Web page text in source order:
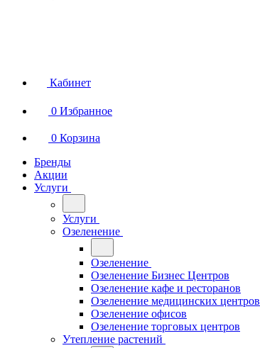
Кабинет
0 Избранное
0 Корзина
Бренды
Акции
Услуги
Услуги
Озеленение
Озеленение
Озеленение Бизнес Центров
Озеленение кафе и ресторанов
Озеленение медицинских центров
Озеленение офисов
Озеленение торговых центров
Утепление растений